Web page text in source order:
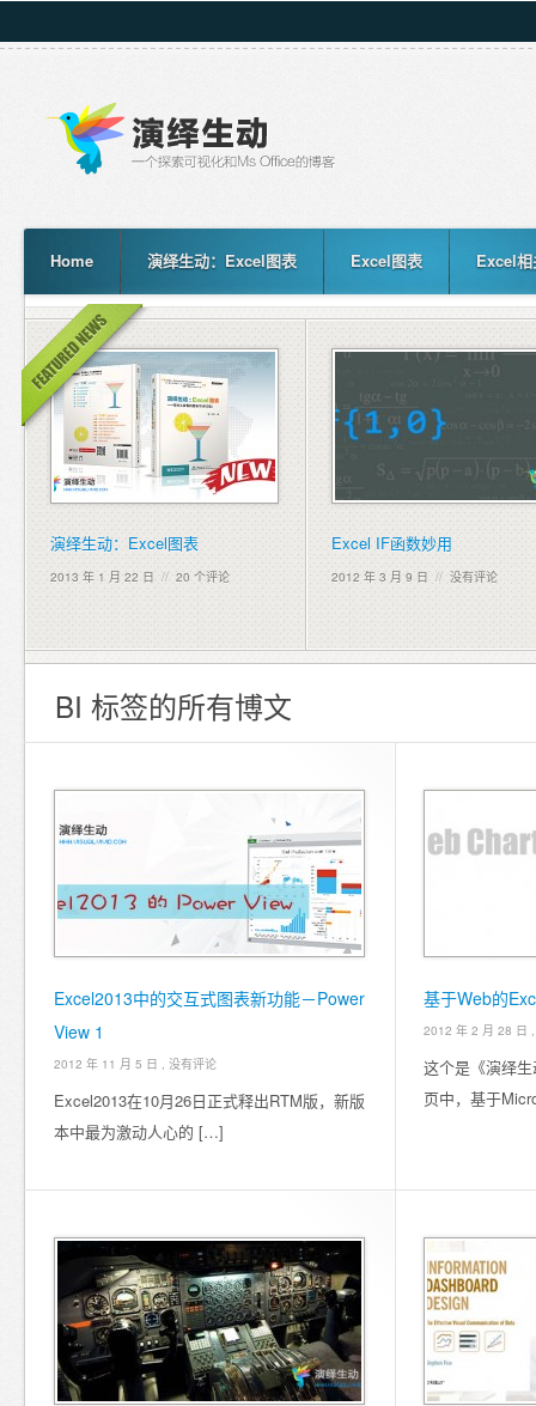
Home 演绎生动：Excel图表 Excel图表 Excel相
演绎生动：Excel图表
2013 年 1 月 22 日 // 20 个评论
Excel IF函数妙用
2012 年 3 月 9 日 // 没有评论
BI 标签的所有博文
Excel2013中的交互式图表新功能－Power
View 1
2012 年 11 月 5 日 , 没有评论
Excel2013在10月26日正式释出RTM版，新版
本中最为激动人心的 […]
基于Web的
2012 年 2 月 28 日
这个是《演绎
页中，基于